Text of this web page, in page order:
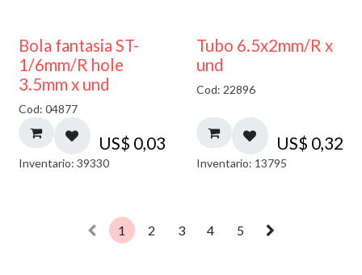
Bola fantasia ST-
1/6mm/R hole
3.5mm x und
Cod: 04877
US$ 0,03
Inventario: 39330
Tubo 6.5x2mm/R x
und
Cod: 22896
US$ 0,32
Inventario: 13795
1 2 3 4 5